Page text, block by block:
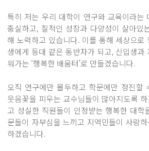
특히 저는 우리 대학이 연구와 교육이라는
충실하고, 질적인 성장과 다양성이 살아있
해 노력하고 있습니다. 이를 통해 세상으로
생에게 등대 같은 동반자가 되고, 신입생과
워가는 ‘행복한 배움터’로 만들겠습니다.
오직 연구에만 몰두하고 학문에만 정진할
웃음꽃을 피우는 교수님들이 많아지도록
고 성실한 직원들이 인정받는 행복한 대학
문들이 자부심을 느끼고 지역민들이 사랑
하겠습니다.